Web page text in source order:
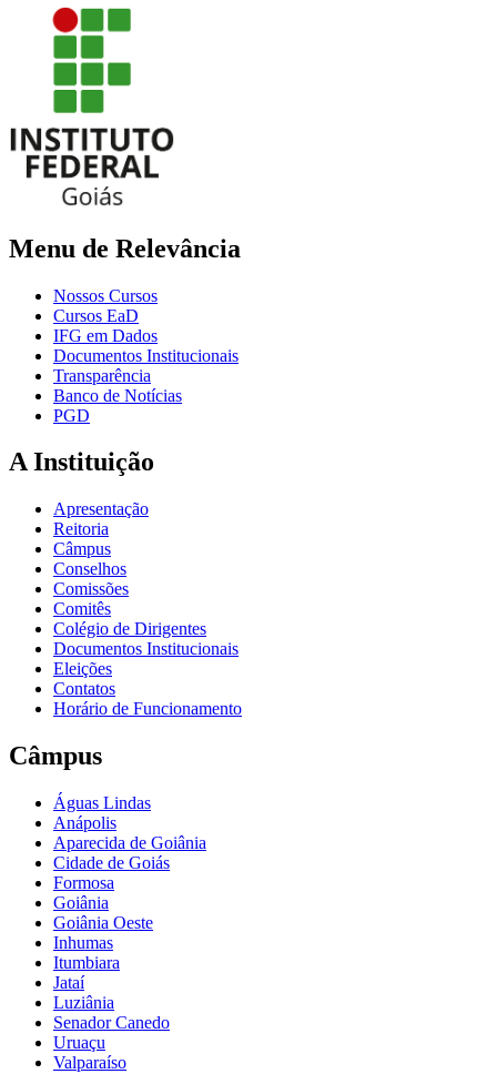
Menu de Relevância
Nossos Cursos
Cursos EaD
IFG em Dados
Documentos Institucionais
Transparência
Banco de Notícias
PGD
A Instituição
Apresentação
Reitoria
Câmpus
Conselhos
Comissões
Comitês
Colégio de Dirigentes
Documentos Institucionais
Eleições
Contatos
Horário de Funcionamento
Câmpus
Águas Lindas
Anápolis
Aparecida de Goiânia
Cidade de Goiás
Formosa
Goiânia
Goiânia Oeste
Inhumas
Itumbiara
Jataí
Luziânia
Senador Canedo
Uruaçu
Valparaíso